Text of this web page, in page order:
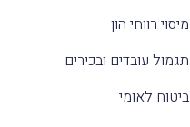
מיסוי רווחי הון
תגמול עובדים ובכירים
ביטוח לאומי